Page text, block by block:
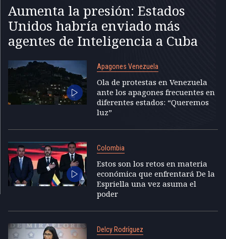
Aumenta la presión: Estados
Unidos habría enviado más
agentes de Inteligencia a Cuba
Apagones Venezuela
Ola de protestas en Venezuela
ante los apagones frecuentes en
diferentes estados: “Queremos
luz”
Colombia
Estos son los retos en materia
económica que enfrentará De la
Espriella una vez asuma el
poder
Delcy Rodríguez